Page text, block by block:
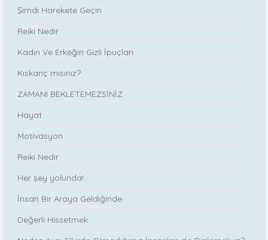
Şimdi Harekete Geçin
Reiki Nedir
Kadın Ve Erkeğin Gizli İpuçları
Kıskanç mısınız?
ZAMANI BEKLETEMEZSİNİZ
Hayat
Motivasyon
Reiki Nedir
Her şey yolunda!
İnsan Bir Araya Geldiğinde
Değerli Hissetmek